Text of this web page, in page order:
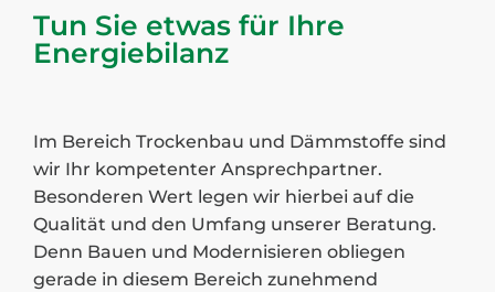
Tun Sie etwas für Ihre
Energiebilanz
Im Bereich Trockenbau und Dämmstoffe sind
wir Ihr kompetenter Ansprechpartner.
Besonderen Wert legen wir hierbei auf die
Qualität und den Umfang unserer Beratung.
Denn Bauen und Modernisieren obliegen
gerade in diesem Bereich zunehmend